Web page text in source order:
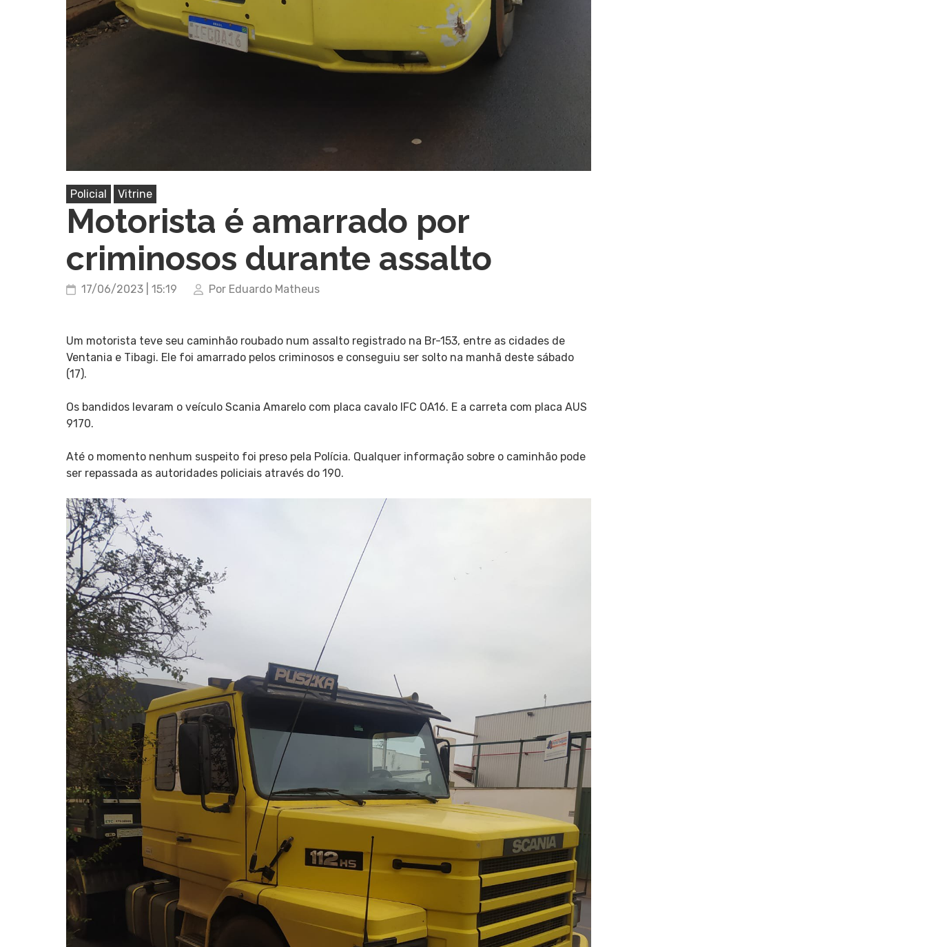
Policial Vitrine
Motorista é amarrado por
criminosos durante assalto
17/06/2023 | 15:19 Por Eduardo Matheus
Um motorista teve seu caminhão roubado num assalto registrado na Br-153, entre as cidades de
Ventania e Tibagi. Ele foi amarrado pelos criminosos e conseguiu ser solto na manhã deste sábado
(17).
Os bandidos levaram o veículo Scania Amarelo com placa cavalo IFC OA16. E a carreta com placa AUS
9170.
Até o momento nenhum suspeito foi preso pela Polícia. Qualquer informação sobre o caminhão pode
ser repassada as autoridades policiais através do 190.